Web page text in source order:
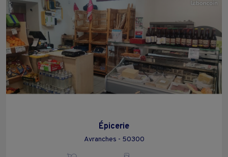
Épicerie
Avranches - 50300